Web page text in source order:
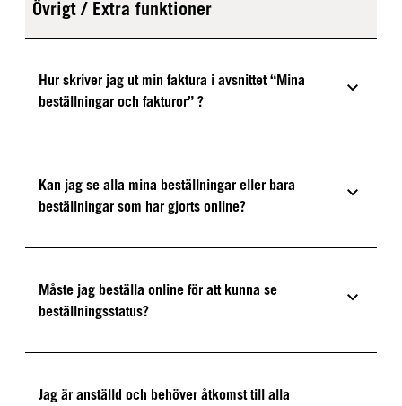
Övrigt / Extra funktioner
Hur skriver jag ut min faktura i avsnittet “Mina
beställningar och fakturor” ?
Kan jag se alla mina beställningar eller bara
beställningar som har gjorts online?
Måste jag beställa online för att kunna se
beställningsstatus?
Jag är anställd och behöver åtkomst till alla